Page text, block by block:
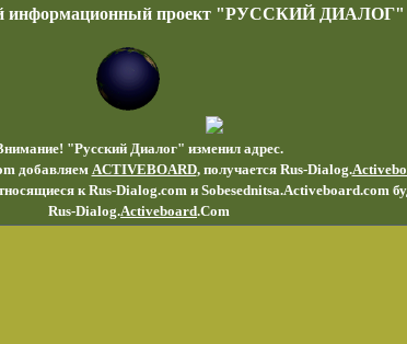
информационный проект "РУССКИЙ ДИАЛОГ"
"Русский Диалог" изменил адрес.
добавляемACTIVEBOARD, получается Rus-Dialog.
к Rus-Dialog.com и Sobesednitsa.Activeboard.com
Rus-Dialog.Activeboard.Com